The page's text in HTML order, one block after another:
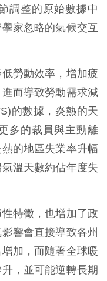
調整的原始數據中
家忽略的氣候交互
勞動效率，增加疲
而導致勞動需求減
的數據，炎熱的天
多的裁員與主動離
的地區失業率升幅
溫天數約佔年度失
特徵，也增加了政
響會直接導致各州
加，而隨著全球暖
，並可能逆轉長期